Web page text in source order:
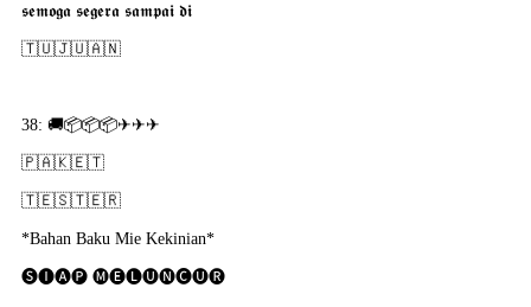
𝖘𝖊𝖒𝖔𝖌𝖆 𝖘𝖊𝖌𝖊𝖗𝖆 𝖘𝖆𝖒𝖕𝖆𝖎 𝖉𝖎
🇹​🇺​🇯​🇺​🇦​🇳​
38: 🚚📦📦📦✈✈✈
🇵​🇦​🇰​🇪​🇹​
🇹​🇪​🇸​🇹​🇪​🇷​
*Bahan Baku Mie Kekinian*
🅢🅘🅐🅟 🅜🅔🅛🅤🅝🅒🅤🅡